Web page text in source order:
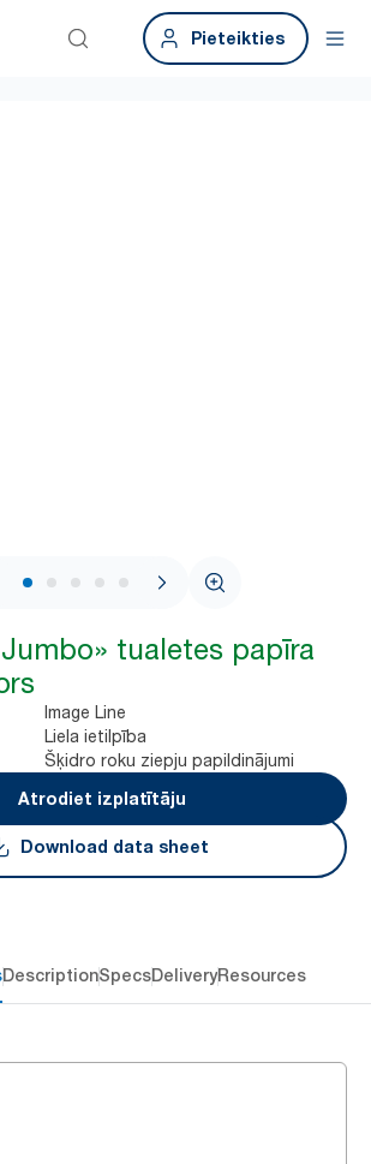
Pieteikties
1 / 8
tualetes papīra
Image Line
Liela ietilpība
Šķidro roku ziepju papildinājumi
Atrodiet izplatītāju
Download data sheet
DescriptionSpecsDeliveryResources